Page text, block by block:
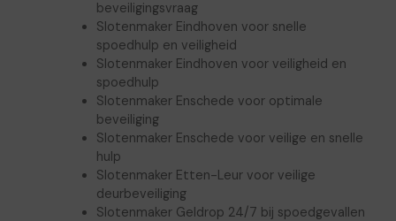
beveiligingsvraag
Slotenmaker Eindhoven voor snelle
spoedhulp en veiligheid
Slotenmaker Eindhoven voor veiligheid en
spoedhulp
Slotenmaker Enschede voor optimale
beveiliging
Slotenmaker Enschede voor veilige en snelle
hulp
Slotenmaker Etten-Leur voor veilige
deurbeveiliging
Slotenmaker Geldrop 24/7 bij spoedgevallen